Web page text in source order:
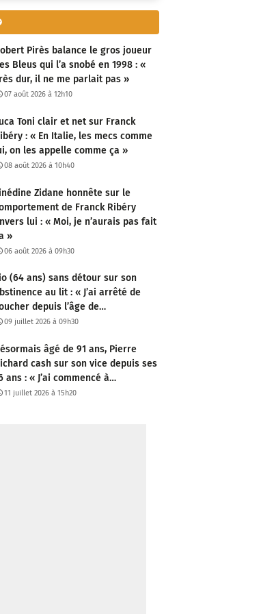
Pirès balance le gros joueur
Bleus qui l’a snobé en 1998 : «
dur, il ne me parlait pas »
07 août 2026 à 12h10
Toni clair et net sur Franck
: « En Italie, les mecs comme
on les appelle comme ça »
08 août 2026 à 10h40
Zidane honnête sur le
de Franck Ribéry
lui : « Moi, je n’aurais pas fait
»
06 août 2026 à 09h30
(64 ans) sans détour sur son
au lit : « J’ai arrêté de
depuis l’âge de…
09 juillet 2026 à 09h30
âgé de 91 ans, Pierre
cash sur son vice depuis ses
ans : « J’ai commencé à…
11 juillet 2026 à 15h20